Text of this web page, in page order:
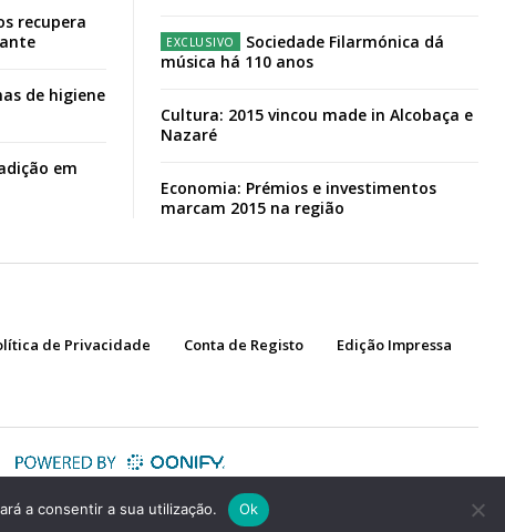
recupera
de higiene
em
Sociedade Filarmónica dá
música há 110 anos
Cultura: 2015 vincou made in Alcobaça e
Nazaré
Economia: Prémios e investimentos
marcam 2015 na região
de Privacidade Conta de Registo Edição Impressa
a consentir a sua utilização. Ok